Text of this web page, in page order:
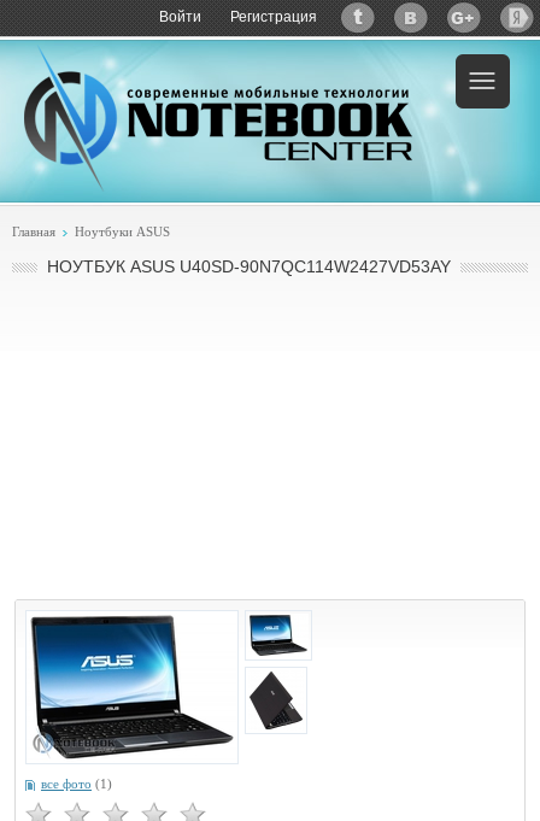
Войти Регистрация
Пример:купить ASUS U40
Главная Ноутбуки ASUS
НОУТБУК ASUS U40SD-90N7QC114W2427VD53AY
все фото (1)